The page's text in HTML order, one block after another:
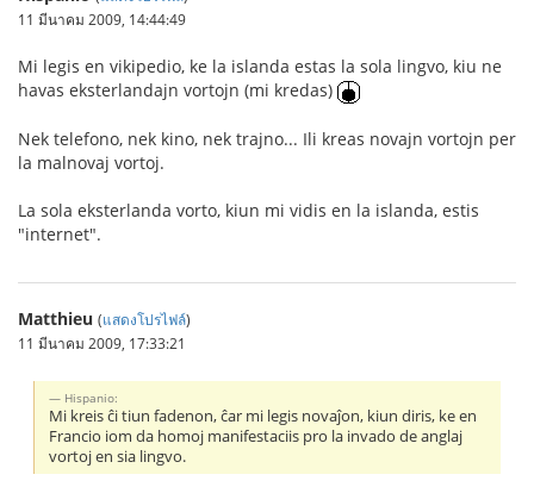
11 มีนาคม 2009, 14:44:49
Mi legis en vikipedio, ke la islanda estas la sola lingvo, kiu ne
havas eksterlandajn vortojn (mi kredas)
Nek telefono, nek kino, nek trajno... Ili kreas novajn vortojn per
la malnovaj vortoj.
La sola eksterlanda vorto, kiun mi vidis en la islanda, estis
"internet".
Matthieu (แสดงโปรไฟล์)
11 มีนาคม 2009, 17:33:21
Hispanio:
Mi kreis ĉi tiun fadenon, ĉar mi legis novaĵon, kiun diris, ke en
Francio iom da homoj manifestaciis pro la invado de anglaj
vortoj en sia lingvo.